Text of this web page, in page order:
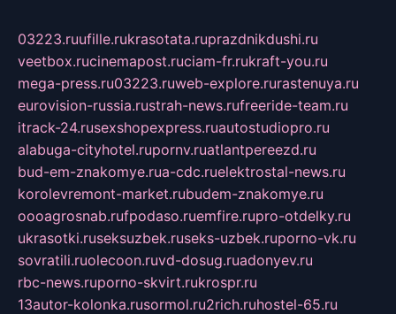
03223.ruufille.rukrasotata.ruprazdnikdushi.ru
veetbox.rucinemapost.ruciam-fr.rukraft-you.ru
mega-press.ru03223.ruweb-explore.rurastenuya.ru
eurovision-russia.rustrah-news.rufreeride-team.ru
itrack-24.rusexshopexpress.ruautostudiopro.ru
alabuga-cityhotel.rupornv.ruatlantpereezd.ru
bud-em-znakomye.rua-cdc.ruelektrostal-news.ru
korolevremont-market.rubudem-znakomye.ru
oooagrosnab.rufpodaso.ruemfire.rupro-otdelky.ru
ukrasotki.ruseksuzbek.ruseks-uzbek.ruporno-vk.ru
sovratili.ruolecoon.ruvd-dosug.ruadonyev.ru
rbc-news.ruporno-skvirt.rukrospr.ru
13autor-kolonka.rusormol.ru2rich.ruhostel-65.ru